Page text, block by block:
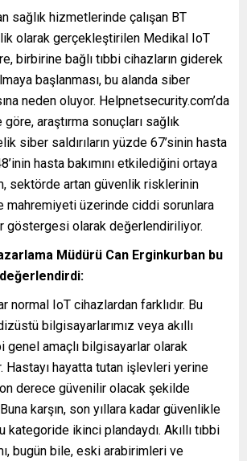
sağlık hizmetlerinde çalışan BT
olarak gerçekleştirilen Medikal IoT
birbirine bağlı tıbbi cihazların giderek
başlanması, bu alanda siber
neden oluyor. Helpnetsecurity.com’da
göre, araştırma sonuçları sağlık
siber saldırıların yüzde 67’sinin hasta
hasta bakımını etkilediğini ortaya
sektörde artan güvenlik risklerinin
mahremiyeti üzerinde ciddi sorunlara
göstergesi olarak değerlendiriliyor.
Müdürü Can Erginkurban bu
normal IoT cihazlardan farklıdır. Bu
bilgisayarlarımız veya akıllı
genel amaçlı bilgisayarlar olarak
Hastayı hayatta tutan işlevleri yerine
derece güvenilir olacak şekilde
karşın, son yıllara kadar güvenlikle
ikinci plandaydı. Akıllı tıbbi
bugün bile, eski arabirimleri ve